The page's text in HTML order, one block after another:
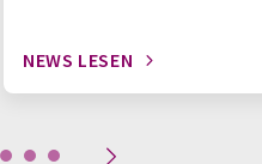
NEWS LESEN